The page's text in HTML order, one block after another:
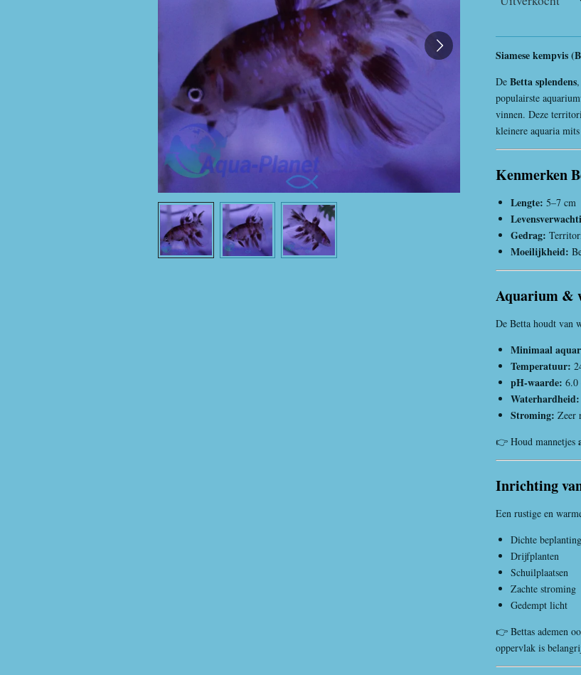
Siamese kempvis
De Betta splendens
populairste
vinnen. Deze
kleinere aquaria
Kenmerken
Lengte: 5–7 cm
Gedrag:
Moeilijkheid:
Aquarium &
De Betta houdt van
Minimaal
Temperatuur:
pH-waarde: 6.0
Waterhardheid:
Stroming: Zeer
👉 Houd mannetjes
Inrichting
Een rustige en
Dichte beplanting
Drijfplanten
Schuilplaatsen
Zachte stroming
Gedempt licht
👉 Bettas ademen
oppervlak is